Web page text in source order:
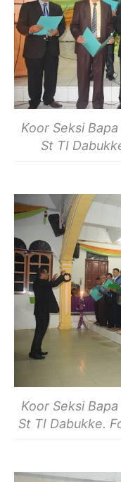
Koor Seksi
St TI
Koor Seksi
St TI Dabukke.